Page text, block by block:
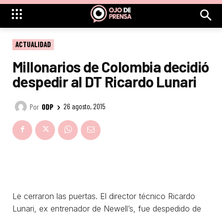
ACTUALIDAD
Millonarios de Colombia decidió
despedir al DT Ricardo Lunari
Por ODP 26 agosto, 2015
Le cerraron las puertas. El director técnico Ricardo
Lunari, ex entrenador de Newell’s, fue despedido de